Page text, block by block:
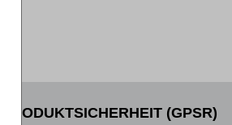
PRODUKTSICHERHEIT (GPSR)